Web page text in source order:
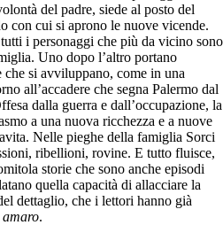
del padre, siede al posto del
con cui si aprono le nuove vicende.
i personaggi che più da vicino sono
Uno dopo l’altro portano
si avviluppano, come in una
all’accadere che segna Palermo dal
dalla guerra e dall’occupazione, la
a una nuova ricchezza e a nuove
Nelle pieghe della famiglia Sorci
ribellioni, rovine. E tutto fluisce,
storie che sono anche episodi
quella capacità di allacciare la
dettaglio, che i lettori hanno già
amaro.